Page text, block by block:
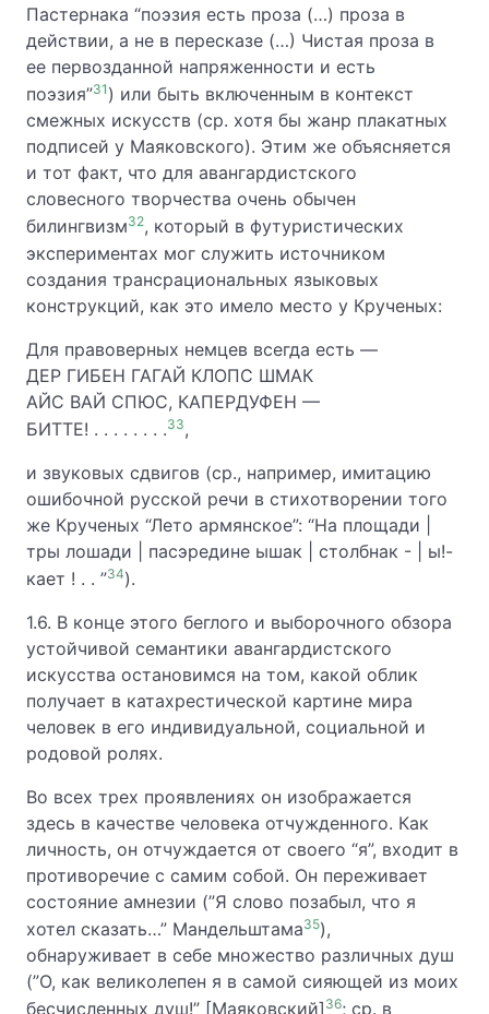
Пастернака “поэзия есть проза (…) проза в
действии, а не в пересказе (…) Чистая проза в
ее первозданной напряженности и есть
поэзия”31 ) или быть включенным в контекст
смежных искусств (ср. хотя бы жанр плакатных
подписей у Маяковского). Этим же объясняется
и тот факт, что для авангардистского
словесного творчества очень обычен
билингвизм32, который в футуристических
экспериментах мог служить источником
создания трансрациональных языковых
конструкций, как это имело место у Крученых:
Для правоверных немцев всегда есть —
ДЕР ГИБЕН ГАГАЙ КЛОПС ШМАК
АЙС ВАЙ СПЮС, КАПЕРДУФЕН —
БИТТЕ! . . . . . . . .33,
и звуковых сдвигов (ср., например, имитацию
ошибочной русской речи в стихотворении того
же Крученых “Лето армянское”: “На площади |
тры лошади | пасэредине ышак | столбнак - | ы!-
кает ! . . ”34).
1.6. В конце этого беглого и выборочного обзора
устойчивой семантики авангардистского
искусства остановимся на том, какой облик
получает в катахрестической картине мира
человек в его индивидуальной, социальной и
родовой ролях.
Во всех трех проявлениях он изображается
здесь в качестве человека отчужденного. Как
личность, он отчуждается от своего “я”, входит в
противоречие с самим собой. Он переживает
состояние амнезии (”Я слово позабыл, что я
хотел сказать…” Мандельштама35),
обнаруживает в себе множество различных душ
(”О, как великолепен я в самой сияющей из моих
бесчисленных душ!” [Маяковский] 36; ср. в